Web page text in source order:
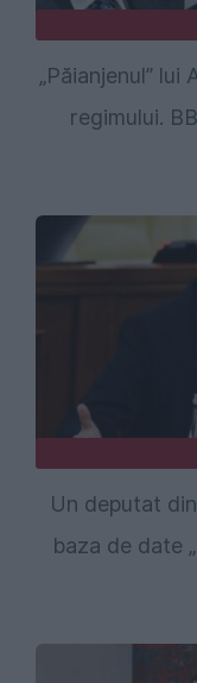
„Păianjenul”
regimului.
Un deputat
baza de date